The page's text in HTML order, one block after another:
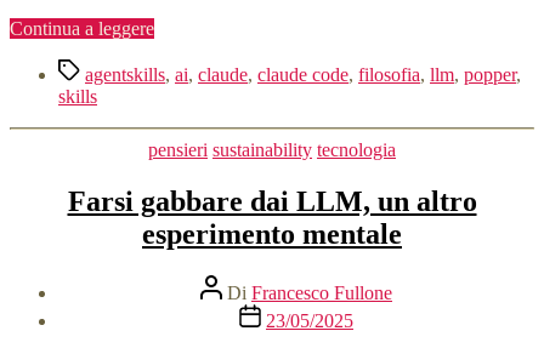
Continua a leggere“Orologi,
e
Tag agentskills, ai, claude, claude code, filosofia, llm, popper,
skills
Categorie
pensieri sustainability tecnologia
Farsi gabbare dai LLM, un altro
esperimento mentale
Autore
articolo
Di Francesco Fullone
Data
dell'articolo
23/05/2025